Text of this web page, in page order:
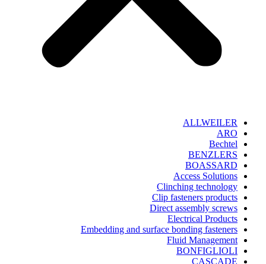
ALLWEILER
ARO
Bechtel
BENZLERS
BOASSARD
Access Solutions
Clinching technology
Clip fasteners products
Direct assembly screws
Electrical Products
Embedding and surface bonding fasteners
Fluid Management
BONFIGLIOLI
CASCADE